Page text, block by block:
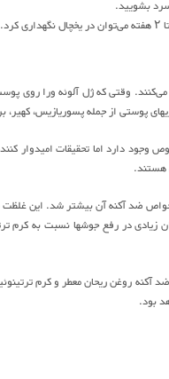
وقتی که ژل آلوئه ورا روی
پوستی از جمله پسوریازیس،
وجود دارد اما تحقیقات امیدوار
هستند.
ضد آکنه آن بیشتر شد. این
آکنه روغن ریحان معطر و کرم
بود.